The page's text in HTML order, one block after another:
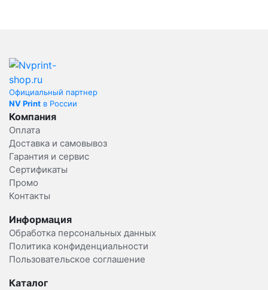
Официальный партнер
NV Print в России
Компания
Оплата
Доставка и самовывоз
Гарантия и сервис
Сертификаты
Промо
Контакты
Информация
Обработка персональных данных
Политика конфиденциальности
Пользовательское соглашение
Каталог